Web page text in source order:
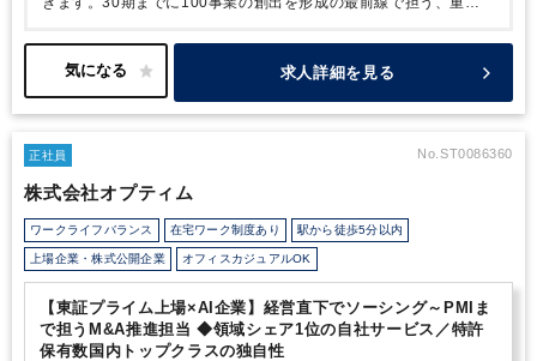
は、NEXTAGE GROUPは、過去の学歴・経歴に関係なく、
域、22事業にて異業種多角展開しているグループ企業です。
異業種×多角化経営を進めており、自社からのインキュベーシ
ョン（新規事業の立ち上げ）や、M&Aを行い、30期までに100
事業の創出を目指しています！
中心での意思決定グループ全体の経営戦略・投資判断に深く関
与。単なる管理担当ではなく、事業を創造する責任者としてご活躍
事業投資、資本政策の策定など、グループの未来を設計するダイナ
CFOとして、財務戦略の立案から実行、そしてそれを支える組織
◆個人と組織の圧倒的成長体験
が劇的に変わる変革期の中核を担うことで、他では得られない圧倒
的な成長と実績を手にすることができます。 ＜当社について＞
業20年目を迎えた弊社は、NEXTAGE GROUPは、過去の学歴・経
歴に関係なく、【あきらめずに挑戦し続けることで、「チャンスな
ら、まだある」と思える社会をつくる】という理念を掲げ、4つの
事業領域、22事業にて異業種多角展開しているグループ企業で
す。異業種×多角化経営を進めており、自社からのインキュベーシ
求人詳細を見る
正社員 No.ST0086360
株式会社オプティム
ワークライフバランス 在宅ワーク制度あり 駅から徒歩5分以内
上場企業・株式公開企業 オフィスカジュアルOK
【東証プライム上場×AI企業】経営直下でソーシング～PMIま
で担うM&A推進担当 ◆領域シェア1位の自社サービス／特許
保有数国内トップクラスの独自性